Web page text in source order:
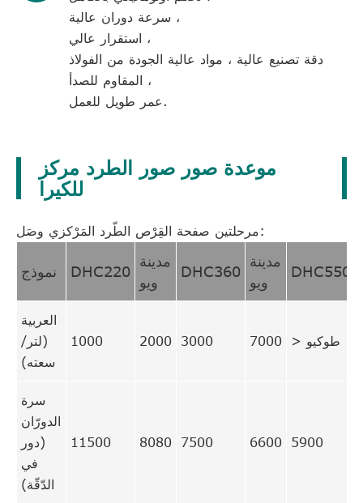
سرعة دوران عالية ،
استقرار عالي ،
دقة تصنيع عالية ، مواد عالية الجودة من الفولاذ
المقاوم للصدأ ،
عمر طويل للعمل.
موعدة صور صور الطرد مركز
للكيرا
مرحلتين صفحة القِرْص الطّرد المَرْكزي وصَل:
نموذج DHC220
مدينة
ويو
DHC360
مدينة
ويو
DHC550
العربية
(لتر/
سعته)
1000 2000 3000 7000 > طوكيو
سرة
الدورّان
(دور
في
الدّقّة)
11500 8080 7500 6600 5900